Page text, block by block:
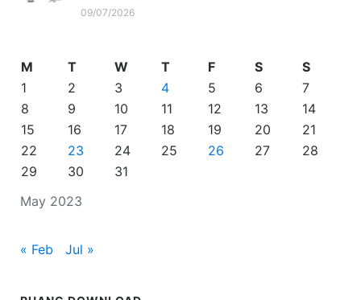
09/07/2026
May 2023
M T W T F S
S
1
2 3 4 5 6
7
8
9 10 11 12 13
14
15
16 17 18 19 20
21
22
23 24 25 26 27
28
29
30 31
« Feb Jul »